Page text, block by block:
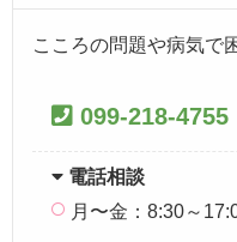
こころの問題や病気で
099-218-4755
電話相談
月〜金：8:30～